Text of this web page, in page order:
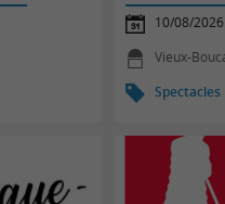
10/08/2026
Vieux-
Spectacles